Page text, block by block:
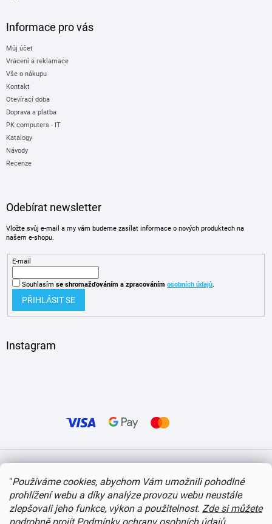
"Používáme cookies, abychom Vám umožnili pohodlné
prohlížení webu a díky analýze provozu webu neustále
zlepšovali jeho funkce, výkon a použitelnost. Zde si můžete
Informace pro vás
Můj účet
Vrácení a reklamace
Vše o nákupu
Kontakt
Otevírací doba
Doprava a platba
PK computers - IT
Katalogy
Návody
Recenze
Odebírat newsletter
Vložte svůj e-mail a my vám budeme zasílat informace o nových produktech na
našem e-shopu.
E-mail
Souhlasím se shromažďováním a zpracováním osobních údajů.
PŘIHLÁSIT SE
Instagram
Copyright 2026itvlaky.cz . Všechna práva vyhrazena. Upravit nastavení cookies